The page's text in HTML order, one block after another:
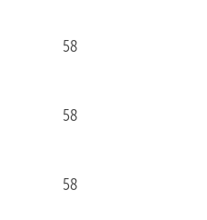
58
58
58